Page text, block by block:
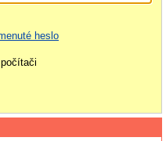
heslo